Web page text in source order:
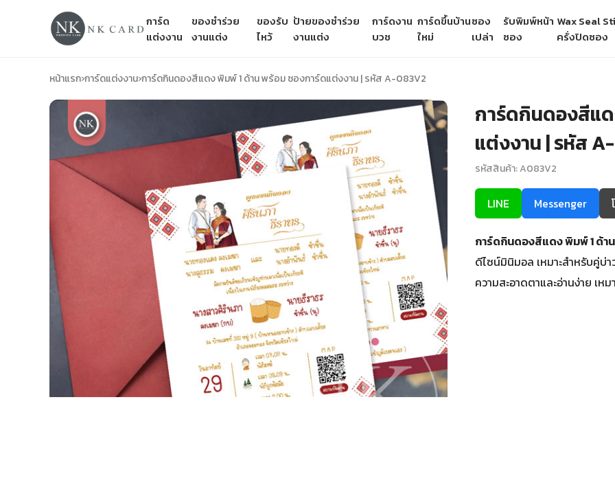
การ์ด
แต่งงาน
ของชำร่วย
งานแต่ง
ของรับ
ไหว้
ป้ายของชำร่วย
งานแต่ง
การ์ดงาน
บวช
การ์ดขึ้นบ้าน
ใหม่
ซอง
เปล่า
รับพิมพ์หน้า
ซอง
Wax Seal
ครั่งปิดซอง
หน้าแรก›การ์ดแต่งงาน›การ์ดกินดองสีแดง พิมพ์ 1 ด้าน พร้อม ซองการ์ดแต่งงาน | รหัส A-083V2
การ์ดกินดองสีแ
แต่งงาน | รหัส
รหัสสินค้า: A083V2
LINE Messenger
การ์ดกินดองสีแดง พิมพ์ 1 ด้า
ดีไซน์มินิมอล เหมาะสำหรับคู่บ่
ความสะอาดตาและอ่านง่าย เห